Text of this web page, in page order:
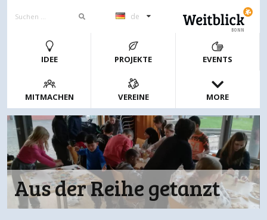
de
BONN
IDEE PROJEKTE EVENTS
MITMACHEN VEREINE MORE
Aus der Reihe getanzt